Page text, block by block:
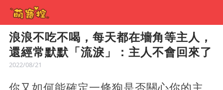
浪浪不吃不喝，每天都在墻角等主人，
還經常默默「流淚」：主人不會回來了
2022/08/21